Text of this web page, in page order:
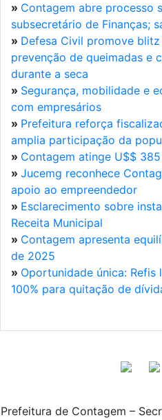
» Contagem abre processo
subsecretário de Finanças;
» Defesa Civil promove
prevenção de queimadas e
durante a seca
» Segurança, mobilidade e
com empresários
» Prefeitura reforça
amplia participação da
» Contagem atinge U$$
» Jucemg reconhece
apoio ao empreendedor
» Esclarecimento sobre
Receita Municipal
» Contagem apresenta
de 2025
» Oportunidade única:
100% para quitação de
Prefeitura de Contagem –